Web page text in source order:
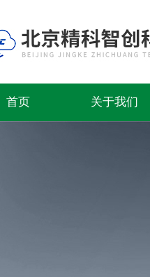
首页 关于我们